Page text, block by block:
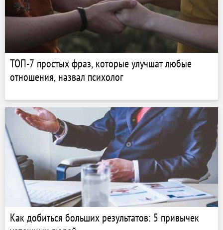
ТОП-7 простых фраз, которые улучшат любые
отношения, назвал психолог
Как добиться больших результатов: 5 привычек